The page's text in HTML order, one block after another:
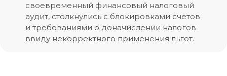
своевременный финансовый налоговый
аудит, столкнулись с блокировками счетов
и требованиями о доначислении налогов
ввиду некорректного применения льгот.